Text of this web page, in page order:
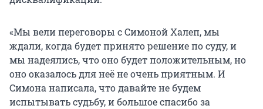
«Мы вели переговоры с Симоной Халеп, мы
ждали, когда будет принято решение по суду, и
мы надеялись, что оно будет положительным, но
оно оказалось для неё не очень приятным. И
Симона написала, что давайте не будем
испытывать судьбу, и большое спасибо за